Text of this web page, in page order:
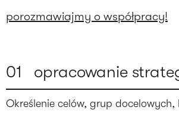
porozmawiajmy o współpracy!
01 opracowanie
Określenie celów, grup docelowych,